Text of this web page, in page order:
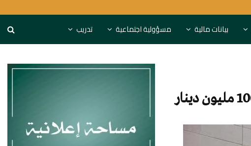
بيانات مالية مسؤولية اجتماعية تدريب